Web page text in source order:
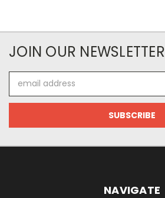
JOIN OUR NEWSLETTER
Address
NAVIGATE